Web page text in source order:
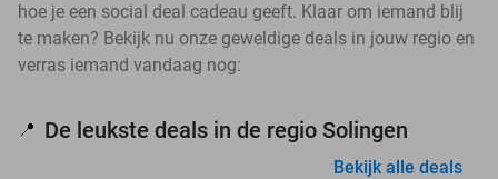
hoe je een social deal cadeau geeft. Klaar om iemand blij
te maken? Bekijk nu onze geweldige deals in jouw regio en
verras iemand vandaag nog:
📍 De leukste deals in de regio Solingen
Bekijk alle deals